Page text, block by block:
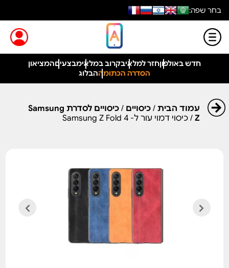
בחר שפה:
חדש באולפוןחזר למלאיבקרוב במלאימבצעיםהמציאון
הסדרה הכתומההבלוג
עמוד הבית/ כיסויים /
כיסויים לסדרת Samsung
Z/ כיסוי דמוי עור ל- Samsung Z Fold 4